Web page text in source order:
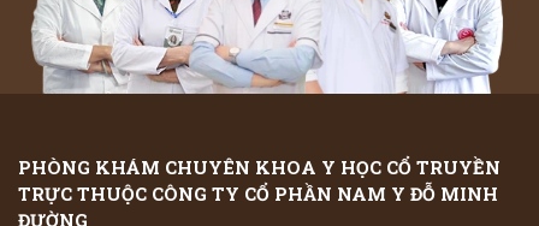
PHÒNG KHÁM CHUYÊN KHOA Y HỌC CỔ TRUYỀN
TRỰC THUỘC CÔNG TY CỔ PHẦN NAM Y ĐỖ MINH
ĐƯỜNG